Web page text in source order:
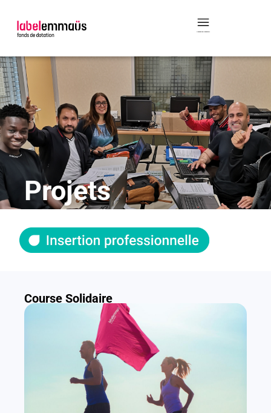
Created by Damian Hetman
Projets
Course Solidaire